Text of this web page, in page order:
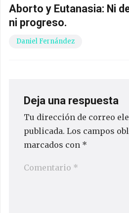
Aborto y Eutanasia: Ni
ni progreso.
Daniel Fernández
Deja una respuesta
Tu dirección de correo
publicada. Los campos
marcados con *